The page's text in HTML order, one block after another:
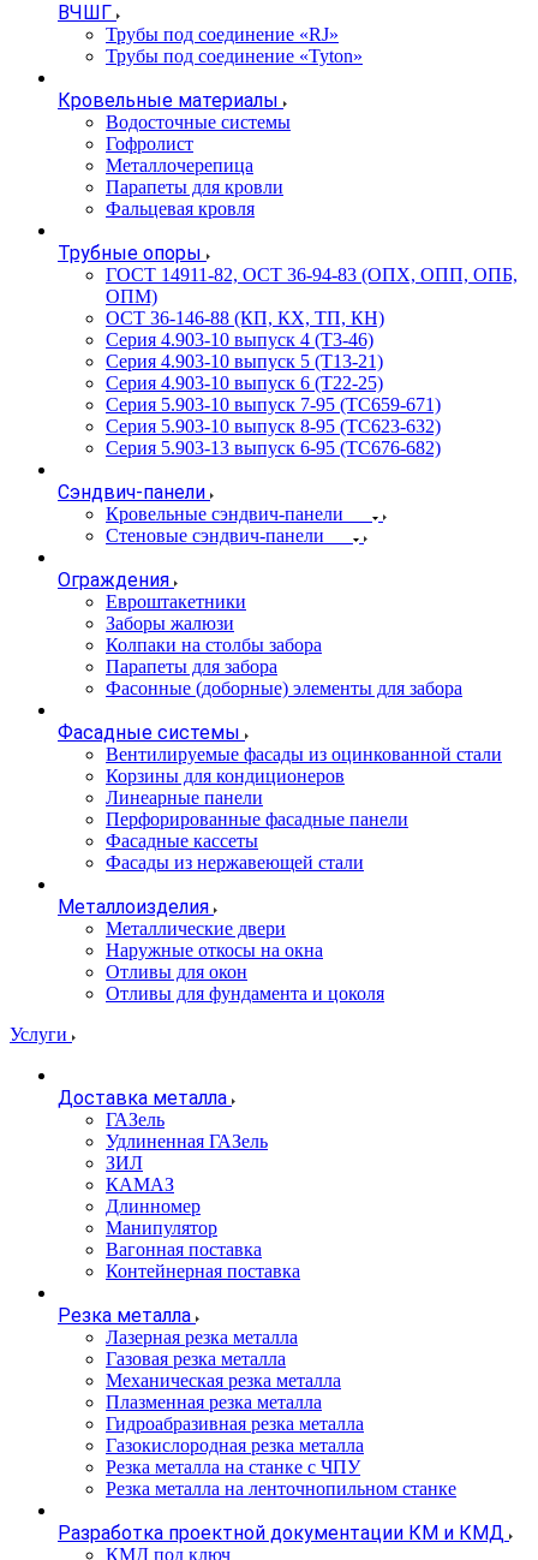
ВЧШГ
Трубы под соединение «RJ»
Трубы под соединение «Tyton»
Кровельные материалы
Водосточные системы
Гофролист
Металлочерепица
Парапеты для кровли
Фальцевая кровля
Трубные опоры
ГОСТ 14911-82, ОСТ 36-94-83 (ОПХ, ОПП, ОПБ,
ОПМ)
ОСТ 36-146-88 (КП, КХ, ТП, КН)
Серия 4.903-10 выпуск 4 (Т3-46)
Серия 4.903-10 выпуск 5 (Т13-21)
Серия 4.903-10 выпуск 6 (Т22-25)
Серия 5.903-10 выпуск 7-95 (ТС659-671)
Серия 5.903-10 выпуск 8-95 (ТС623-632)
Серия 5.903-13 выпуск 6-95 (ТС676-682)
Сэндвич-панели
Кровельные сэндвич-панели
Стеновые сэндвич-панели
Ограждения
Евроштакетники
Заборы жалюзи
Колпаки на столбы забора
Парапеты для забора
Фасонные (доборные) элементы для забора
Фасадные системы
Вентилируемые фасады из оцинкованной стали
Корзины для кондиционеров
Линеарные панели
Перфорированные фасадные панели
Фасадные кассеты
Фасады из нержавеющей стали
Металлоизделия
Металлические двери
Наружные откосы на окна
Отливы для окон
Отливы для фундамента и цоколя
Услуги
Доставка металла
ГАЗель
Удлиненная ГАЗель
ЗИЛ
КАМАЗ
Длинномер
Манипулятор
Вагонная поставка
Контейнерная поставка
Резка металла
Лазерная резка металла
Газовая резка металла
Механическая резка металла
Плазменная резка металла
Гидроабразивная резка металла
Газокислородная резка металла
Резка металла на станке с ЧПУ
Резка металла на ленточнопильном станке
Разработка проектной документации КМ и КМД
КМД под ключ